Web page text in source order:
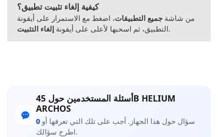
كيفية إلغاء تثبيت تطبيق؟
من شاشة جميع التطبيقات، اضغط مع الاستمرار على أيقونة
التطبيق، ثم اسحبها لأعلى على أيقونة إلغاء التثبيت .
أسئلة المستخدمين حول 45B HELIUM
ARCHOS
0
اطرح سؤالك.